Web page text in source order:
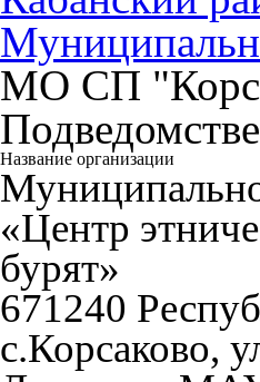
МО СП
Название организации
«Центр
бурят»
671240
с.Корсаково,